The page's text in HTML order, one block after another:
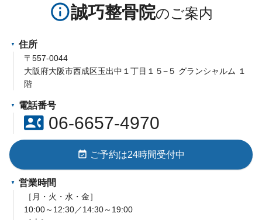
info_outline誠巧整骨院
住所
〒557-0044
大阪府大阪市西成区玉出中１丁目１５−５ グランシャルム １
階
電話番号
contact_phone06-6657-4970
event_available ご予約は24時間受付中
営業時間
［月・火・水・金］
10:00～12:30／14:30～19:00